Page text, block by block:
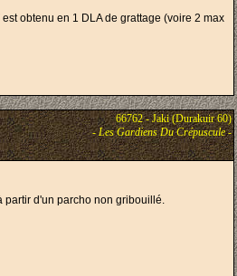
obtenu en 1 DLA de grattage (voire 2 max
66762 - Jaki (Durakuir 60)
-Les Gardiens Du Crépuscule-
partir d'un parcho non gribouillé.